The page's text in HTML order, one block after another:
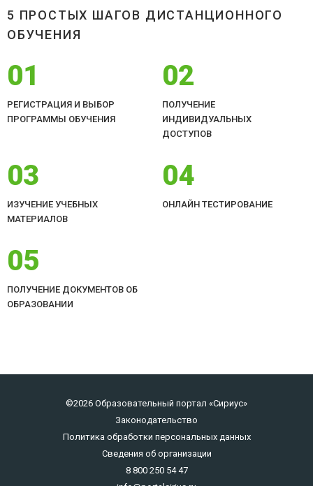
5 ПРОСТЫХ ШАГОВ ДИСТАНЦИОННОГО
ОБУЧЕНИЯ
01
РЕГИСТРАЦИЯ И ВЫБОР
ПРОГРАММЫ ОБУЧЕНИЯ
02
ПОЛУЧЕНИЕ
ИНДИВИДУАЛЬНЫХ
ДОСТУПОВ
03
ИЗУЧЕНИЕ УЧЕБНЫХ
МАТЕРИАЛОВ
04
ОНЛАЙН ТЕСТИРОВАНИЕ
05
ПОЛУЧЕНИЕ ДОКУМЕНТОВ ОБ
ОБРАЗОВАНИИ
©2026 Образовательный портал «Сириус»
Законодательство
Политика обработки персональных данных
Сведения об организации
8 800 250 54 47